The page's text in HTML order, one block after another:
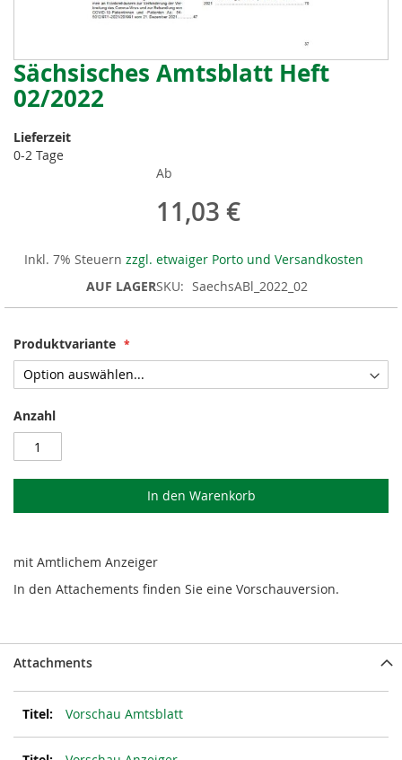
Sächsisches Amtsblatt Heft
02/2022
Lieferzeit
0-2 Tage
Ab
11,03 €
Inkl. 7% Steuern zzgl. etwaiger Porto und Versandkosten
AUF LAGERSKU SaechsABl_2022_02
Produktvariante
Anzahl
In den Warenkorb
mit Amtlichem Anzeiger
In den Attachements finden Sie eine Vorschauversion.
Zum
Anfang
der
springen
Attachments
Vorschau Amtsblatt